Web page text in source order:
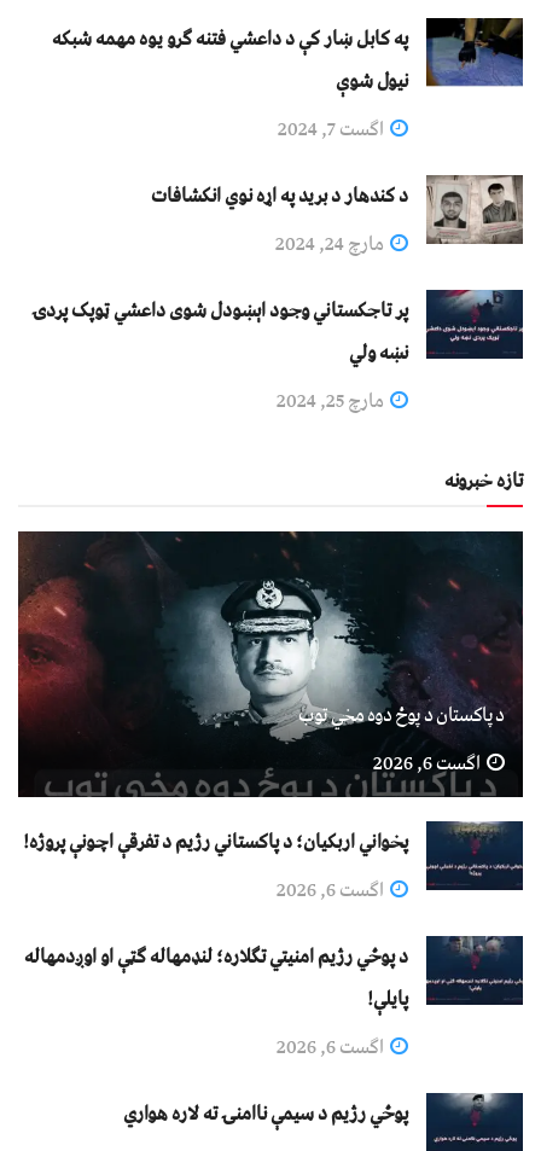
په کابل ښار کې د داعشي فتنه ګرو يوه مهمه شبکه
نيول شوې
اگست 7, 2024
د کندهار د برید په اړه نوي انکشافات
مارچ 24, 2024
پر تاجکستاني وجود اېښودل شوی داعشي ټوپک پردۍ
نښه ولي
مارچ 25, 2024
تازه خبرونه
د پاکستان د پوځ دوه مخي توب
اگست 6, 2026
پخواني اربکیان؛ د پاکستاني رژیم د تفرقې اچونې پروژه!
اگست 6, 2026
د پوځي رژیم امنیتي تګلاره؛ لنډمهاله ګټې او اوږدمهاله
پایلې!
اگست 6, 2026
پوځي رژیم د سیمې ناامنۍ ته لاره هواري